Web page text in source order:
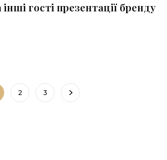
гості презентації бренду
2 3